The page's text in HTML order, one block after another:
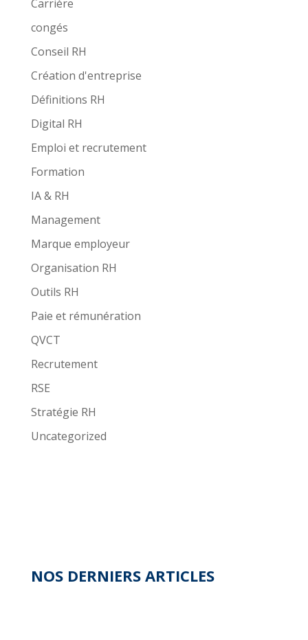
Carrière
congés
Conseil RH
Création d'entreprise
Définitions RH
Digital RH
Emploi et recrutement
Formation
IA & RH
Management
Marque employeur
Organisation RH
Outils RH
Paie et rémunération
QVCT
Recrutement
RSE
Stratégie RH
Uncategorized
NOS DERNIERS ARTICLES